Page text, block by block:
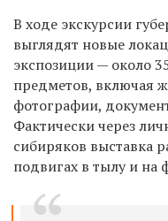
В ходе экскурсии
выглядят новые
экспозиции — около
предметов, включая
фотографии,
Фактически через
сибиряков выставка
подвигах в тылу и на